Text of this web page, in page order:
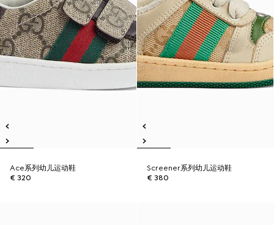
Ace系列幼儿运动鞋
€ 320
Screener系列幼儿运动鞋
€ 380